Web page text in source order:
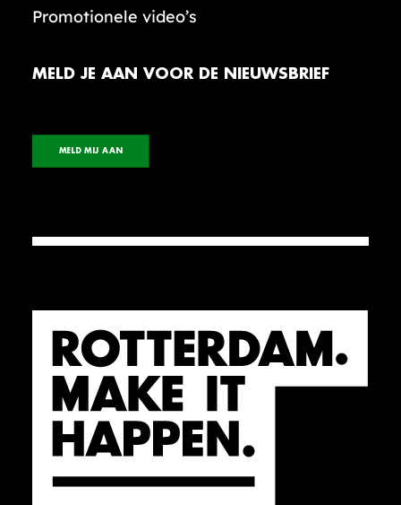
Promotionele video’s
MELD JE AAN VOOR DE NIEUWSBRIEF
MELD MIJ AAN